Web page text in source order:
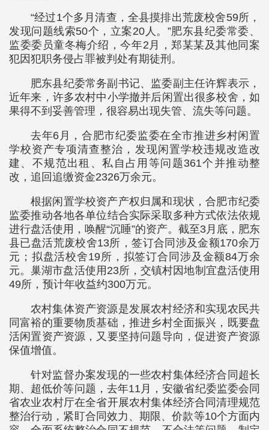
“经过1个多月清查，全县摸排出荒废校舍59所，
发现问题线索50个，立案20人。”肥东县纪委常委、
监委委员童冬梅介绍，今年2月，郑某某及其他同案
犯因犯职务侵占罪被判处有期徒刑。
肥东县纪委常务副书记、监委副主任许辉表示，
近年来，许多农村中小学撤并后闲置出很多校舍，如
果得不到妥善管理，很容易出现失管、流失等问题。
去年6月，合肥市纪委监委在全市推进乡村闲置
学校资产专项清查整治，发现闲置学校违规改造改
建、不规范出租、私自占用等问题361个并推动整
改，追回追缴资金2326万余元。
根据闲置学校资产产权归属和现状，合肥市纪委
监委推动各地各单位结合实际采取多种方式依法依规
进行盘活使用，唤醒“沉睡”的资产。截至3月底，肥东
县已盘活荒废校舍13所，签订合同涉及金额170余万
元；拟盘活校舍19所，拟签订合同涉及金额84万余
元。巢湖市盘活使用23所，交镇村因地制宜盘活使用
49所，预计年收益约300万元。
农村集体资产资源是发展农村经济和实现农民共
同富裕的重要物质基础，推进乡村全面振兴，既要盘
活闲置资产资源，又要坚持问题导向，促进资产资源
保值增值。
针对监督办案发现的一些农村集体经济合同超长
期、超低价等问题，去年11月，安徽省纪委监委会同
省农业农村厅在全省开展农村集体经济合同清理规范
整治行动，紧盯合同效力、期限、价款等10个方面内